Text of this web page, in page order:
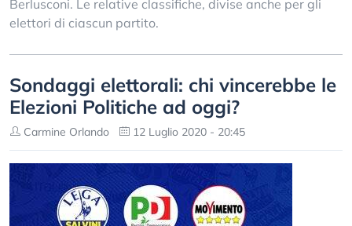
Berlusconi. Le relative classifiche, divise anche per gli
elettori di ciascun partito.
Sondaggi elettorali: chi vincerebbe le
Elezioni Politiche ad oggi?
Carmine Orlando 12 Luglio 2020 - 20:45